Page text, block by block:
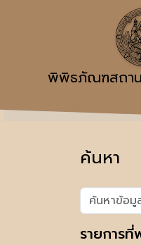
พิพิธภัณฑสถาน
ค้นหา
รายการ